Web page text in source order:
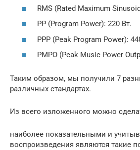
RMS (Rated Maximum
PP (Program Power): 220 Вт.
PPP (Peak Program Power):
PMPO (Peak Music Power
Таким образом, мы получили 7
различных стандартах.
Из всего изложенного можно
наиболее показательными и
воспроизведения являются такие